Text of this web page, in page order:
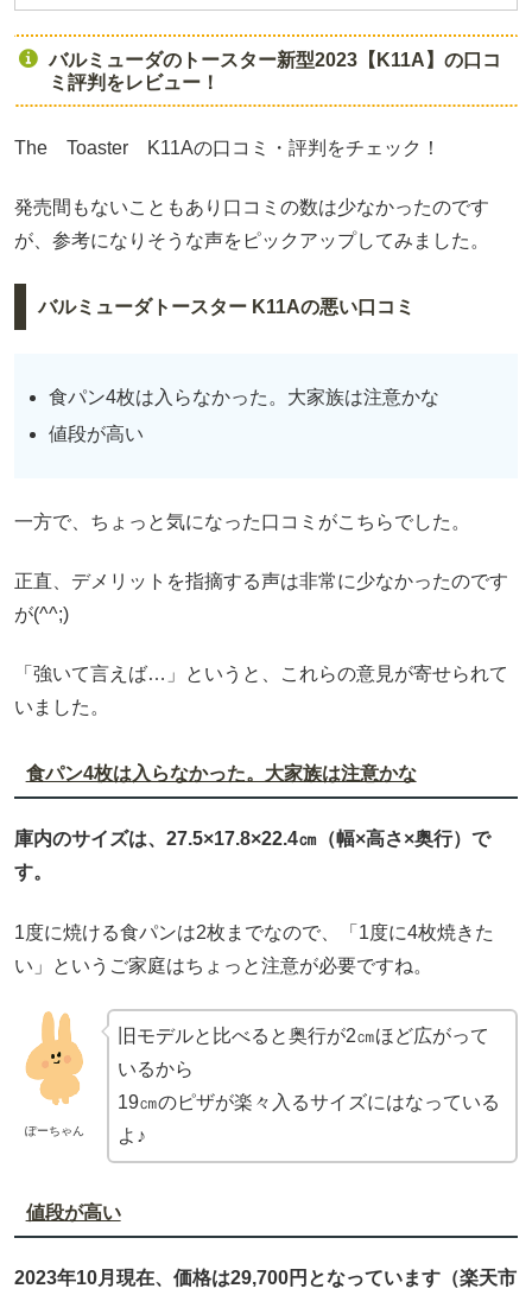
バルミューダのトースター新型2023【K11A】の口コ
ミ評判をレビュー！
The Toaster K11Aの口コミ・評判をチェック！
発売間もないこともあり口コミの数は少なかったのです
が、参考になりそうな声をピックアップしてみました。
バルミューダトースター K11Aの悪い口コミ
食パン4枚は入らなかった。大家族は注意かな
値段が高い
一方で、ちょっと気になった口コミがこちらでした。
正直、デメリットを指摘する声は非常に少なかったのです
が(^^;)
「強いて言えば…」というと、これらの意見が寄せられて
いました。
食パン4枚は入らなかった。大家族は注意かな
庫内のサイズは、27.5×17.8×22.4㎝（幅×高さ×奥行）で
す。
1度に焼ける食パンは2枚までなので、「1度に4枚焼きた
い」というご家庭はちょっと注意が必要ですね。
ぽーちゃん
旧モデルと比べると奥行が2㎝ほど広がって
いるから
19㎝のピザが楽々入るサイズにはなっている
よ♪
値段が高い
2023年10月現在、価格は29,700円となっています（楽天市